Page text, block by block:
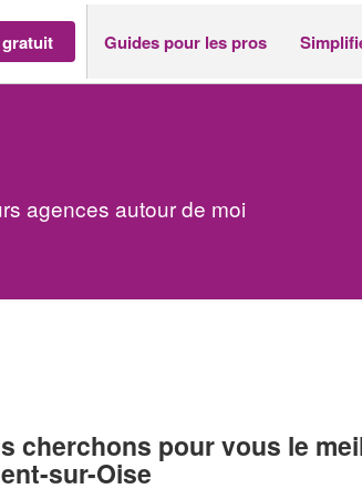
Guides pour les pros
agences autour de moi
cherchons pour vous le
sur-Oise